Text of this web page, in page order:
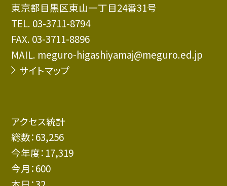
東京都目黒区東山一丁目24番31号
TEL. 03-3711-8794
FAX. 03-3711-8896
MAIL. meguro-higashiyamaj@meguro.ed.jp
サイトマップ
アクセス統計
総数：63,256
今年度： 17,319
今月：600